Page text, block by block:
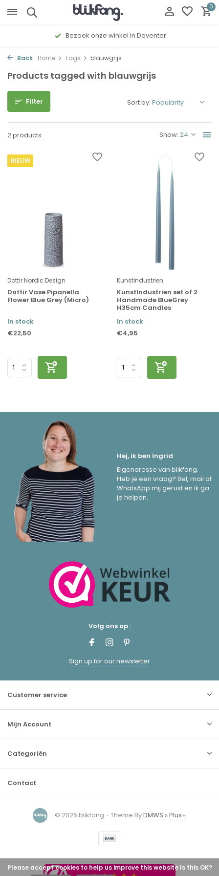
0
Bezoek onze winkel in Deventer
Back Home Tags blauwgrijs
Products tagged with blauwgrijs
Filter
2 products Show:
Sort by:
NIEUW
Dottir Nordic Design
Dottir Vase Pipanella
Flower Blue Grey (Micro)
In stock
€22,50
KunstIndustrien
KunstIndustrien set of 2
Handmade BlueGrey
H35cm Candles
In stock
€4,95
Hej, ik ben Ingrid
Eigenaresse van blikfang.
Heb je een vraag? Bel, mail of
WhatsApp mij gerust en ik ga
je helpen.
Volg ons op :
Sign up for our newsletter
Customer service
Mijn Account
Categoriën
Contact
© 2026 blikfang - Theme ByDMWS xPlus+
Please accept cookies to help us improve this website Is this OK?